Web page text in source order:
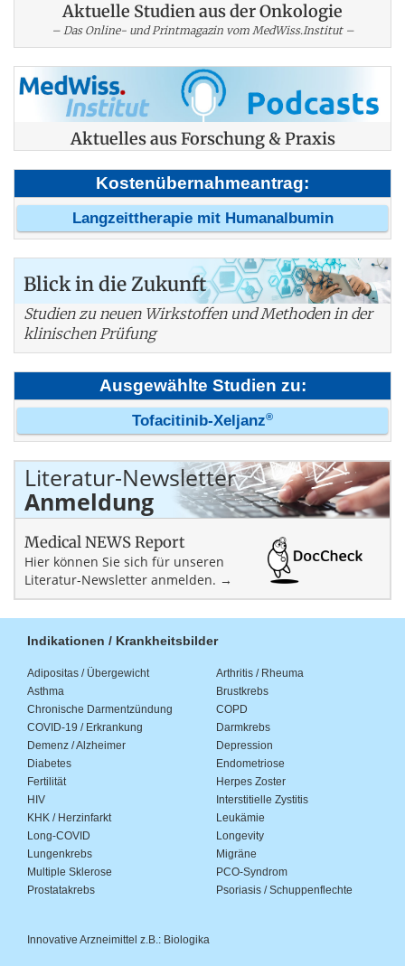
Aktuelle Studien aus der Onkologie
– Das Online- und Printmagazin vom MedWiss.Institut –
Aktuelles aus Forschung & Praxis
Kostenübernahmeantrag:
Langzeittherapie mit Humanalbumin
Blick in die Zukunft
Studien zu neuen Wirkstoffen und Methoden in der
klinischen Prüfung
Ausgewählte Studien zu:
Tofacitinib-Xeljanz®
Literatur-Newsletter
Anmeldung
Medical NEWS Report
Hier können Sie sich für unseren
Literatur-Newsletter anmelden. →
Indikationen / Krankheitsbilder
Adipositas / Übergewicht
Arthritis / Rheuma
Asthma
Brustkrebs
Chronische Darmentzündung
COPD
COVID-19 / Erkrankung
Darmkrebs
Demenz / Alzheimer
Depression
Diabetes
Endometriose
Fertilität
Herpes Zoster
HIV
Interstitielle Zystitis
KHK / Herzinfarkt
Leukämie
Long-COVID
Longevity
Lungenkrebs
Migräne
Multiple Sklerose
PCO-Syndrom
Prostatakrebs
Psoriasis / Schuppenflechte
Innovative Arzneimittel z.B.: Biologika